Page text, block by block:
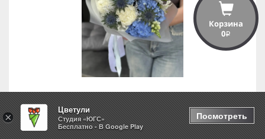
Белые ночи
Корзина
0i
×
Цветули
Студия «ЮГС»
Бесплатно - В Google Play
Посмотреть